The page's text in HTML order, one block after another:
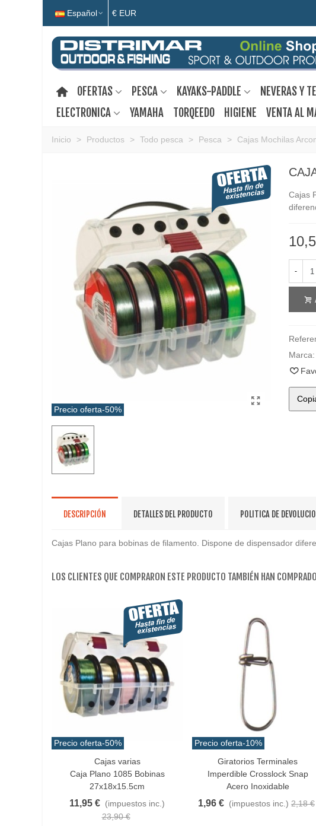
Español € EUR
OFERTAS PESCA KAYAKS-PADDLE NEVERAS Y
ELECTRONICA
YAMAHA TORQEEDO HIGIENE VENTA AL
Inicio > Productos > Todo pesca > Pesca > Cajas Mochilas
Precio oferta-50%
Cajas
-
Marca:
DESCRIPCIÓN DETALLES DEL PRODUCTO POLITICA DE
Cajas Plano para bobinas de filamento. Dispone de dispensador
LOS CLIENTES QUE COMPRARON ESTE PRODUCTO TAMBIÉN HAN
Precio oferta-50%
Añadir Al Carrito
Cajas varias
Caja Plano 1085 Bobinas
27x18x15.5cm
11,95 € (impuestos inc.)
23,90 €
Precio oferta-10%
Favorito
Giratorios Terminales
Imperdible Crosslock Snap
Acero Inoxidable
1,96 € (impuestos inc.) 2,18 €